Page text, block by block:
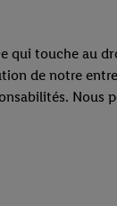
touche au
de notre
Nous